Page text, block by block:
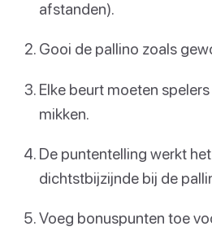
afstanden).
Gooi de pallino zoals
Elke beurt moeten
mikken.
De puntentelling werkt
dichtstbijzijnde bij de
Voeg bonuspunten toe